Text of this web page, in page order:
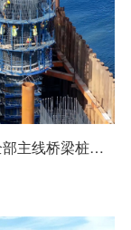
井冈山大桥重建工程最新进展！已完成全部主线桥梁桩基施工